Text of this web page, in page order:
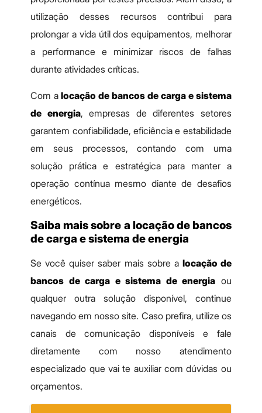
utilização desses recursos contribui para
prolongar a vida útil dos equipamentos, melhorar
a performance e minimizar riscos de falhas
durante atividades críticas.
Com a locação de bancos de carga e sistema
de energia, empresas de diferentes setores
garantem confiabilidade, eficiência e estabilidade
em seus processos, contando com uma
solução prática e estratégica para manter a
operação contínua mesmo diante de desafios
energéticos.
Saiba mais sobre a locação de bancos
de carga e sistema de energia
Se você quiser saber mais sobre a locação de
bancos de carga e sistema de energia ou
qualquer outra solução disponível, continue
navegando em nosso site. Caso prefira, utilize os
canais de comunicação disponíveis e fale
diretamente com nosso atendimento
especializado que vai te auxiliar com dúvidas ou
orçamentos.